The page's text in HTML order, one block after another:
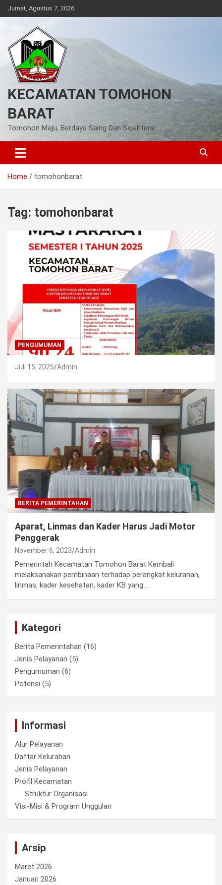
Skip
to
Jumat, Agustus 7, 2026
KECAMATAN TOMOHON
BARAT
Tomohon Maju, Berdaya Saing Dan Sejahtera
Home tomohonbarat
Tag: tomohonbarat
PENGUMUMAN
Juli 15, 2025 Admin
BERITA PEMERINTAHAN
Aparat, Linmas dan Kader Harus Jadi Motor
Penggerak
November 6, 2023 Admin
Pemerintah Kecamatan Tomohon Barat Kembali
melaksanakan pembinaan terhadap perangkat kelurahan,
linmas, kader kesehatan, kader KB yang…
Kategori
Berita Pemerintahan (16)
Jenis Pelayanan (5)
Pengumuman (6)
Potensi (5)
Informasi
Alur Pelayanan
Daftar Kelurahan
Jenis Pelayanan
Profil Kecamatan
Struktur Organisasi
Visi-Misi & Program Unggulan
Arsip
Maret 2026
Januari 2026